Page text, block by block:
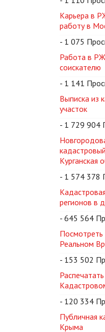
Карьера в
работу в
- 1 075
Работа в
соискателю
- 1 141
Выписка из
участок
- 1 729 904
Курганская
- 1 574 378
регионов в
- 645 564
Посмотреть
Реальном
- 153 502
- 120 334
Публичная
Крыма